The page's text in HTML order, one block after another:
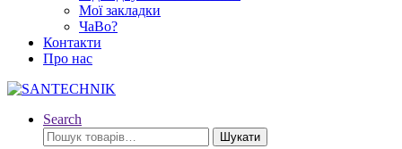
Мої закладки
ЧаВо?
Контакти
Про нас
Search
Шукати:
Шукати